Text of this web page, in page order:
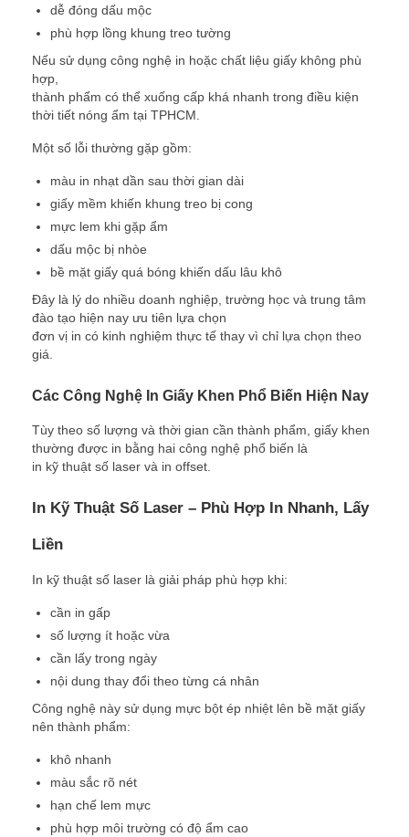
dễ đóng dấu mộc
phù hợp lồng khung treo tường
Nếu sử dụng công nghệ in hoặc chất liệu giấy không phù
hợp,
thành phẩm có thể xuống cấp khá nhanh trong điều kiện
thời tiết nóng ẩm tại TPHCM.
Một số lỗi thường gặp gồm:
màu in nhạt dần sau thời gian dài
giấy mềm khiến khung treo bị cong
mực lem khi gặp ẩm
dấu mộc bị nhòe
bề mặt giấy quá bóng khiến dấu lâu khô
Đây là lý do nhiều doanh nghiệp, trường học và trung tâm
đào tạo hiện nay ưu tiên lựa chọn
đơn vị in có kinh nghiệm thực tế thay vì chỉ lựa chọn theo
giá.
Các Công Nghệ In Giấy Khen Phổ Biến Hiện Nay
Tùy theo số lượng và thời gian cần thành phẩm, giấy khen
thường được in bằng hai công nghệ phổ biến là
in kỹ thuật số laser và in offset.
In Kỹ Thuật Số Laser – Phù Hợp In Nhanh, Lấy
Liền
In kỹ thuật số laser là giải pháp phù hợp khi:
cần in gấp
số lượng ít hoặc vừa
cần lấy trong ngày
nội dung thay đổi theo từng cá nhân
Công nghệ này sử dụng mực bột ép nhiệt lên bề mặt giấy
nên thành phẩm:
khô nhanh
màu sắc rõ nét
hạn chế lem mực
phù hợp môi trường có độ ẩm cao